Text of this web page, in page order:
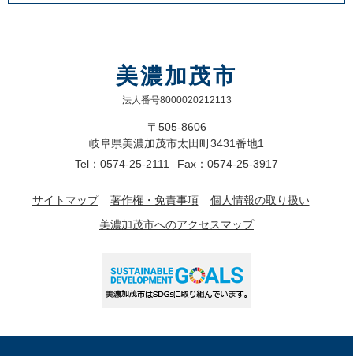
美濃加茂市
法人番号8000020212113
〒505-8606
岐阜県美濃加茂市太田町3431番地1
Tel：0574-25-2111
Fax：0574-25-3917
サイトマップ 著作権・免責事項
個人情報の取り扱い
美濃加茂市へのアクセスマップ